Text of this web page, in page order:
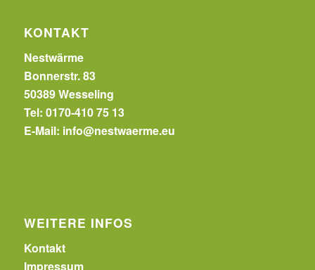
KONTAKT
Nestwärme
Bonnerstr. 83
50389 Wesseling
Tel: 0170-410 75 13
E-Mail: info@nestwaerme.eu
WEITERE INFOS
Kontakt
Impressum